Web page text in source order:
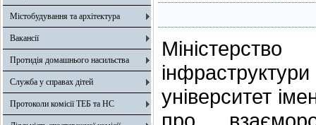
Містобудування та архітектура
Вакансії
Протидія домашнього насильства
Служба у справах дітей
Протоколи комісії ТЕБ та НС
університет